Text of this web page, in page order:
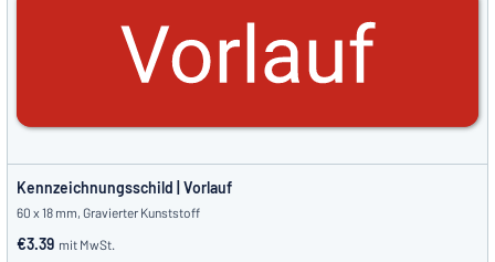
Kennzeichnungsschild | Vorlauf
60 x 18 mm, Gravierter Kunststoff
€3.39 mit MwSt.